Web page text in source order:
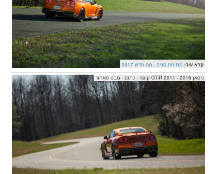
קרא עוד: מתיחת פנים - מה חדש 2017
ניסאן GT-R 2011 - 2016 קופה - כתום - מבט מאחור